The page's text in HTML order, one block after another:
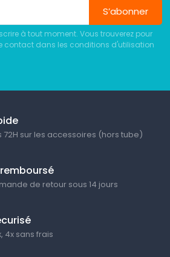
S’abonner
à tout moment. Vous trouverez pour
contact dans les conditions d'utilisation
72H sur les accessoires (hors tube)
de retour sous 14 jours
4x sans frais